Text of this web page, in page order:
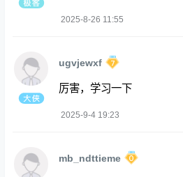
2025-8-26 11:55
ugvjewxf
厉害，学习一下
2025-9-4 19:23
mb_ndttieme